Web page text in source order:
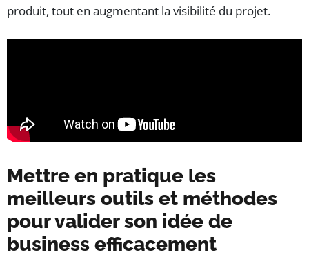
produit, tout en augmentant la visibilité du projet.
Mettre en pratique les
meilleurs outils et méthodes
pour valider son idée de
business efficacement